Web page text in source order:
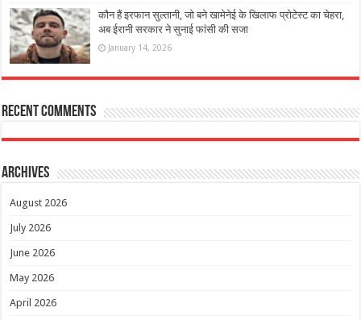
कौन हैं इरफान सुल्तानी, जो बने खामेनेई के खिलाफ प्रोटेस्ट का चेहरा,
अब ईरानी सरकार ने सुनाई फांसी की सजा
January 14, 2026
Recent Comments
Archives
August 2026
July 2026
June 2026
May 2026
April 2026